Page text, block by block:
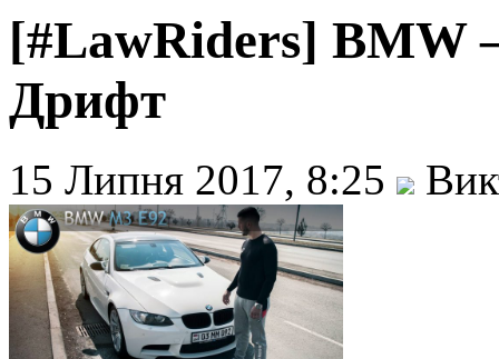
[#LawRiders] BMW
Дрифт
15 Липня 2017, 8:25